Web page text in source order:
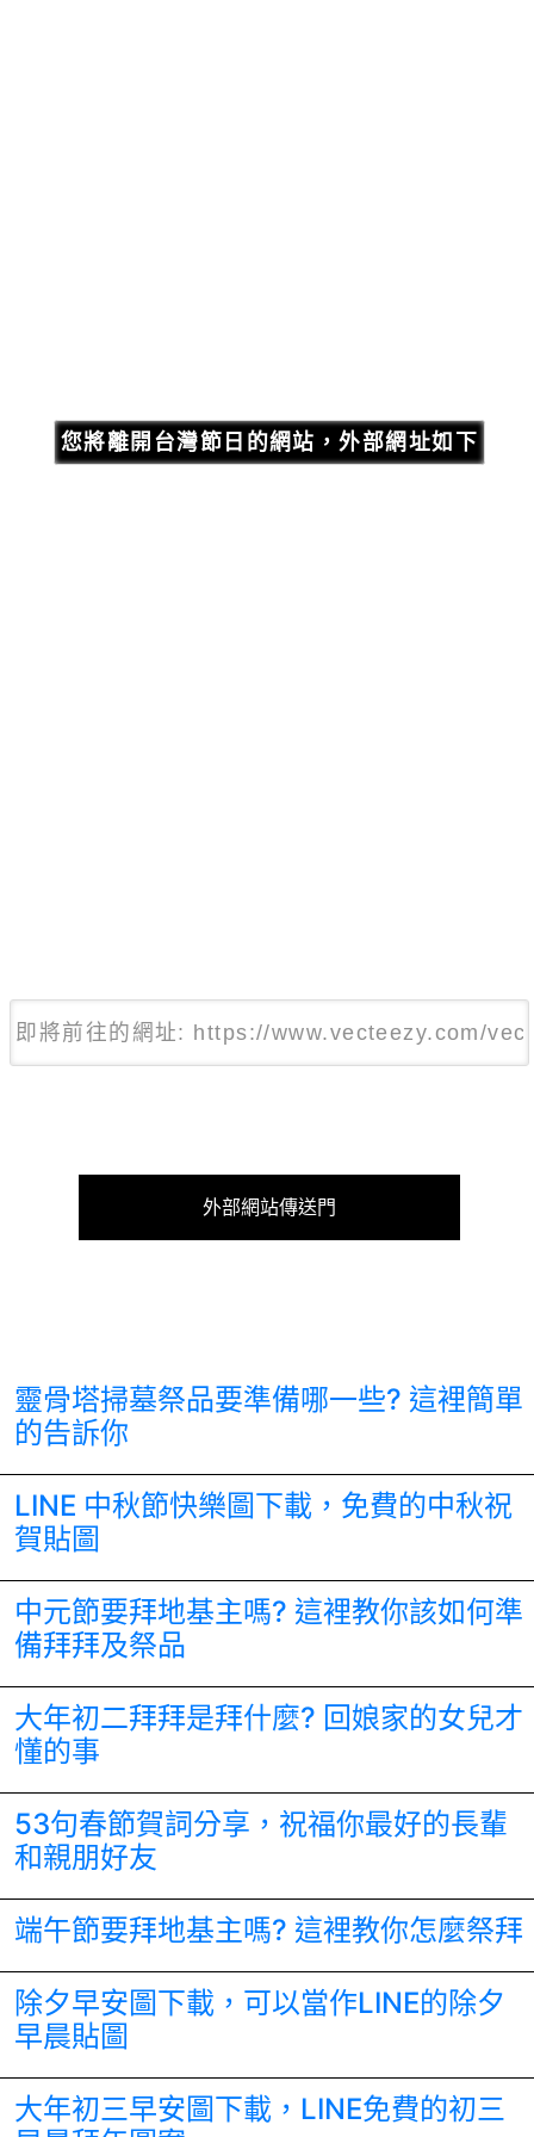
外部網站傳送門
靈骨塔掃墓祭品要準備哪一些? 這裡簡單
的告訴你
LINE 中秋節快樂圖下載，免費的中秋祝
賀貼圖
中元節要拜地基主嗎? 這裡教你該如何準
備拜拜及祭品
大年初二拜拜是拜什麼? 回娘家的女兒才
懂的事
53句春節賀詞分享，祝福你最好的長輩
和親朋好友
端午節要拜地基主嗎? 這裡教你怎麼祭拜
除夕早安圖下載，可以當作LINE的除夕
早晨貼圖
大年初三早安圖下載，LINE免費的初三